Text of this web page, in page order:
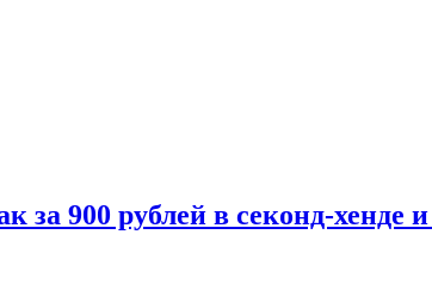
за 900 рублей в секонд-хенде